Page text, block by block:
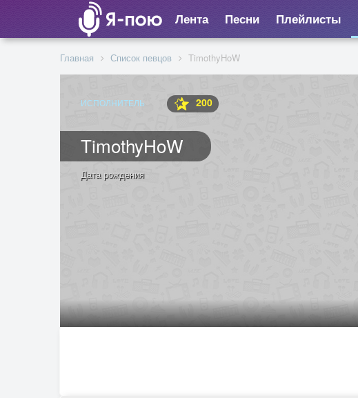
Лента Песни Плейлисты
Главная Список певцов TimothyHoW
ИСПОЛНИТЕЛЬ 200
TimothyHoW
Дата рождения